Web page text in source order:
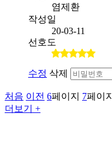
염제환
작성일
20-03-11
선호도
수정 삭제
처음 이전 6페이지 7페이지
더보기 +